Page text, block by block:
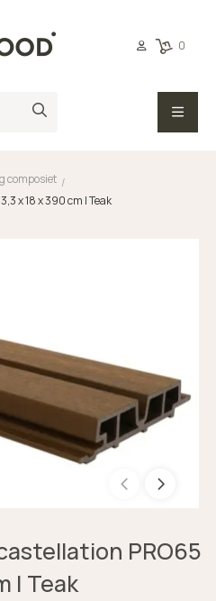
0
composiet /
x 18 x 390 cm | Teak
PRO65
| Teak